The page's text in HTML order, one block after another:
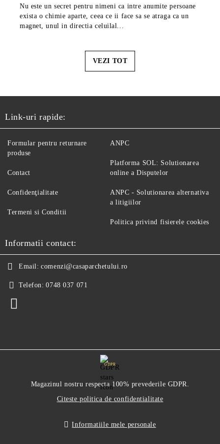
Nu este un secret pentru nimeni ca intre anumite persoane
exista o chimie aparte, ceea ce ii face sa se atraga ca un
magnet, unul in directia celuilal...
VEZI TOT
Link-uri rapide:
Formular pentru returnare
produse
Contact
Confidenţialitate
Termeni si Conditii
ANPC
Platforma SOL: Solutionarea
online a Disputelor
ANPC - Solutionarea alternativa
a litigiilor
Politica privind fisierele cookies
Informatii contact:
Email: comenzi@casaparchetului.ro
Telefon: 0748 037 071
GDPR
Magazinul nostru respecta 100% prevederile GDPR.
Citeste politica de confidentialitate
Informatiile mele personale